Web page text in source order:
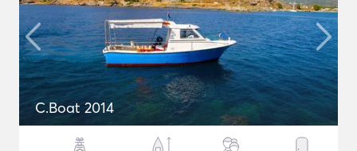
C.Boat 2014